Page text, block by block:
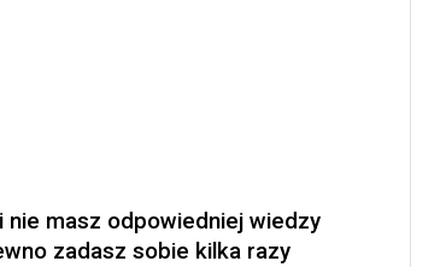
nie masz odpowiedniej wiedzy
zadasz sobie kilka razy